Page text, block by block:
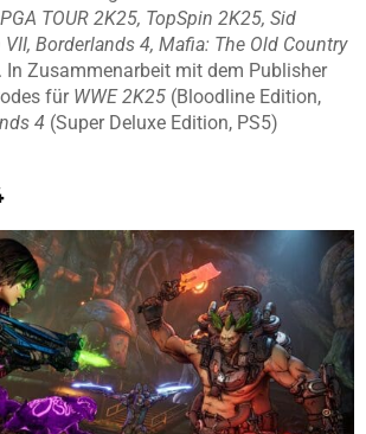
TOUR 2K25, TopSpin 2K25, Sid
Borderlands 4, Mafia: The Old Country
. In Zusammenarbeit mit dem Publisher
für WWE 2K25 (Bloodline Edition,
4 (Super Deluxe Edition, PS5)